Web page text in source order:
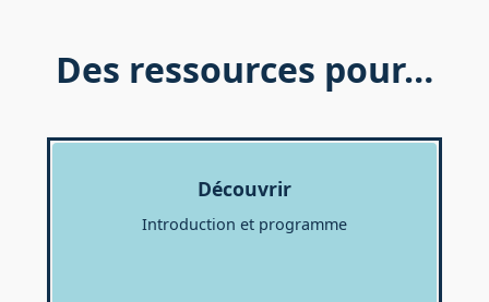
Des ressources pour…
Découvrir
Introduction et programme